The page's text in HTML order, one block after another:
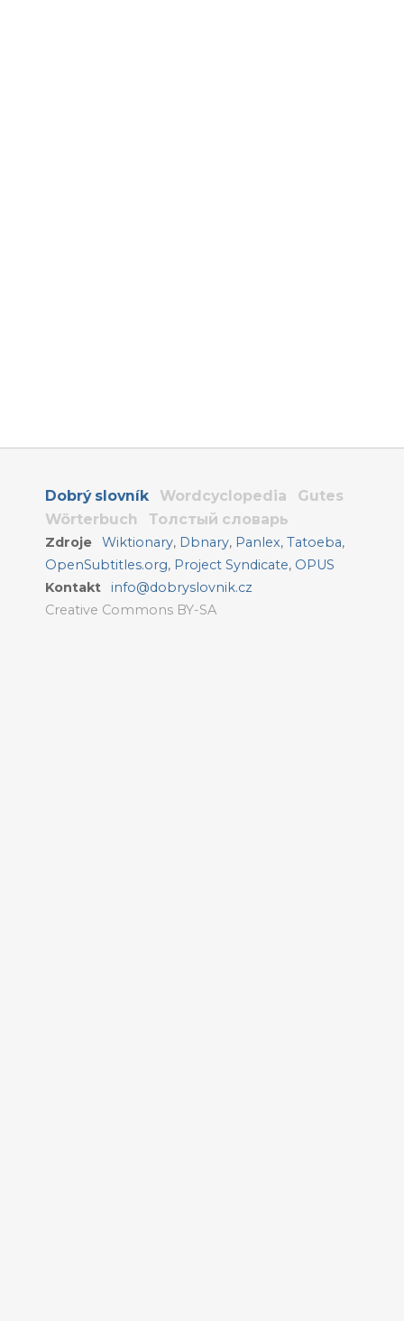
Dobrý slovník Wordcyclopedia
Gutes
Wörterbuch
Толстый словарь
Zdroje Wiktionary, Dbnary, Panlex,Tatoeba,
OpenSubtitles.org, Project Syndicate, OPUS
Kontakt
info@dobryslovnik.cz
Creative Commons BY-SA